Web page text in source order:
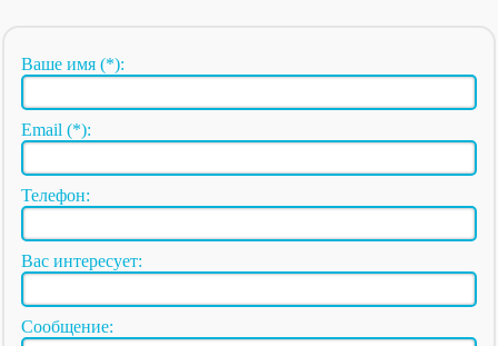
Ваше имя (*):
Email (*):
Телефон:
Вас интересует:
Сообщение: